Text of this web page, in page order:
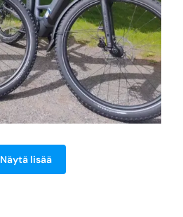
Näytä lisää